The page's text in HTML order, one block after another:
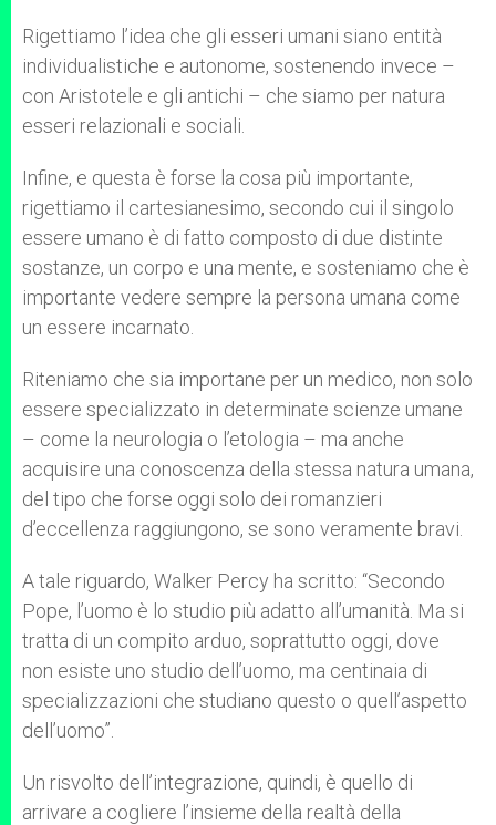
Rigettiamo l’idea che gli esseri umani siano entità
individualistiche e autonome, sostenendo invece –
con Aristotele e gli antichi – che siamo per natura
esseri relazionali e sociali.
Infine, e questa è forse la cosa più importante,
rigettiamo il cartesianesimo, secondo cui il singolo
essere umano è di fatto composto di due distinte
sostanze, un corpo e una mente, e sosteniamo che è
importante vedere sempre la persona umana come
un essere incarnato.
Riteniamo che sia importane per un medico, non solo
essere specializzato in determinate scienze umane
– come la neurologia o l’etologia – ma anche
acquisire una conoscenza della stessa natura umana,
del tipo che forse oggi solo dei romanzieri
d’eccellenza raggiungono, se sono veramente bravi.
A tale riguardo, Walker Percy ha scritto: “Secondo
Pope, l’uomo è lo studio più adatto all’umanità. Ma si
tratta di un compito arduo, soprattutto oggi, dove
non esiste uno studio dell’uomo, ma centinaia di
specializzazioni che studiano questo o quell’aspetto
dell’uomo”.
Un risvolto dell’integrazione, quindi, è quello di
arrivare a cogliere l’insieme della realtà della